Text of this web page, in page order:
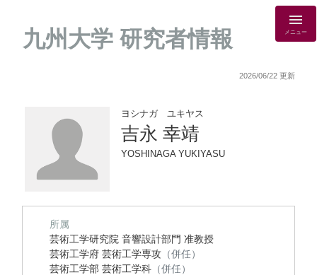
九州大学 研究者情報 メニュー
2026/06/22 更新
ヨシナガ ユキヤス
吉永 幸靖
YOSHINAGA YUKIYASU
所属
芸術工学研究院 音響設計部門 准教授
芸術工学府 芸術工学専攻 （併任）
芸術工学部 芸術工学科 （併任）